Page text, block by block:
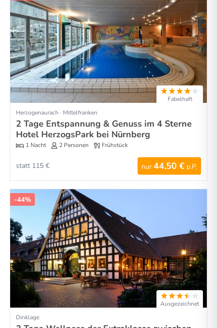
Fabelhaft
Herzogenaurach · Mittelfranken
2 Tage Entspannung & Genuss im 4 Sterne
Hotel HerzogsPark bei Nürnberg
1 Nacht 2 Personen Frühstück
nur 44,50 € p.P.
statt 115 €
-44%
Ausgezeichnet
Dinklage